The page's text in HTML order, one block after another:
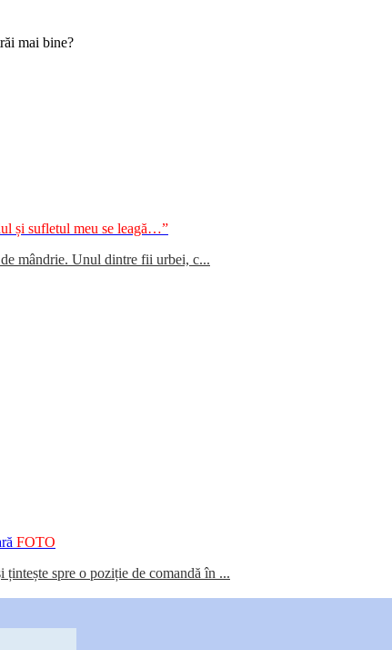
mai bine?
și sufletul meu se leagă…”
mândrie. Unul dintre fii urbei, c...
FOTO
spre o poziție de comandă în ...